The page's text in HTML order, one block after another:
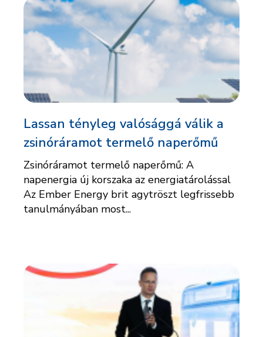
Lassan tényleg valósággá válik a
zsinóráramot termelő naperőmű
Zsinóráramot termelő naperőmű: A
napenergia új korszaka az energiatárolással
Az Ember Energy brit agytröszt legfrissebb
tanulmányában most...